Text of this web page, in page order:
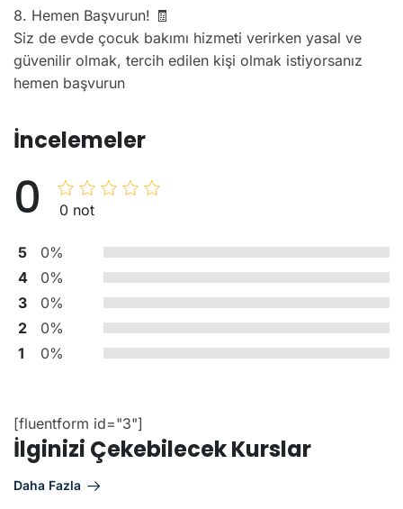
8. Hemen Başvurun! 🧾
Siz de evde çocuk bakımı hizmeti verirken yasal ve
güvenilir olmak, tercih edilen kişi olmak istiyorsanız
hemen başvurun
İncelemeler
0 0 not
5
0%
4
0%
3
0%
2
0%
1
0%
[fluentform id="3"]
İlginizi Çekebilecek Kurslar
Daha Fazla